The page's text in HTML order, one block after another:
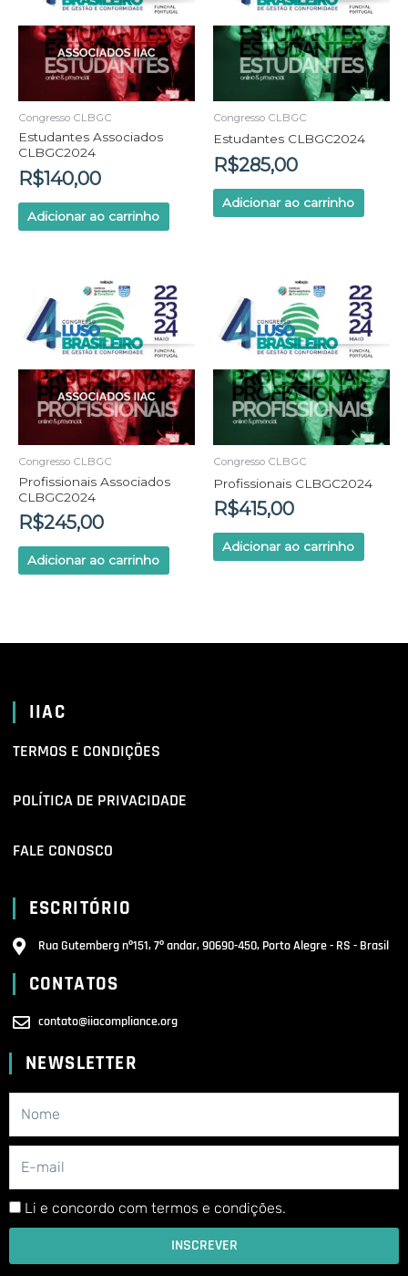
Congresso CLBGC
Estudantes Associados
CLBGC2024
R$140,00
Adicionar ao carrinho
Congresso CLBGC
Estudantes CLBGC2024
R$285,00
Adicionar ao carrinho
Congresso CLBGC
Profissionais Associados
CLBGC2024
R$245,00
Adicionar ao carrinho
Congresso CLBGC
Profissionais CLBGC2024
R$415,00
Adicionar ao carrinho
IIAC
TERMOS E CONDIÇÕES
POLÍTICA DE PRIVACIDADE
FALE CONOSCO
ESCRITÓRIO
Rua Gutemberg nº151, 7º andar, 90690-450, Porto Alegre - RS - Brasil
CONTATOS
contato@iiacompliance.org
NEWSLETTER
Li e concordo com termos e condições.
INSCREVER